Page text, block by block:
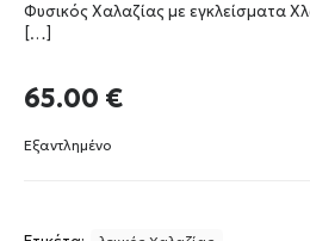
Φυσικός Χαλαζίας με εγκλείσματα
[…]
65.00 €
Εξαντλημένο